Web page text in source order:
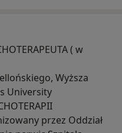
( w
Wyższa
University
przez Oddział